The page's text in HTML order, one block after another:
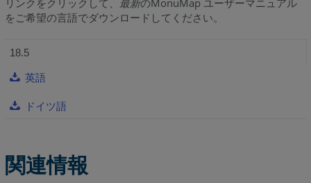
リンクをクリックして、 最新のMonuMap ユーザーマニュアル
をご希望の言語でダウンロードしてください。
18.5
英語
ドイツ語
関連情報